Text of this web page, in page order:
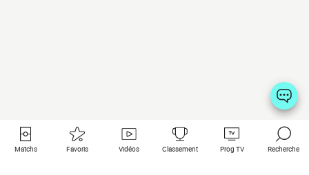
Matchs Favoris Vidéos Classement Prog TV Recherche